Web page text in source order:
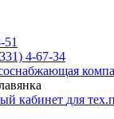
51
4-67-34
кабинет для